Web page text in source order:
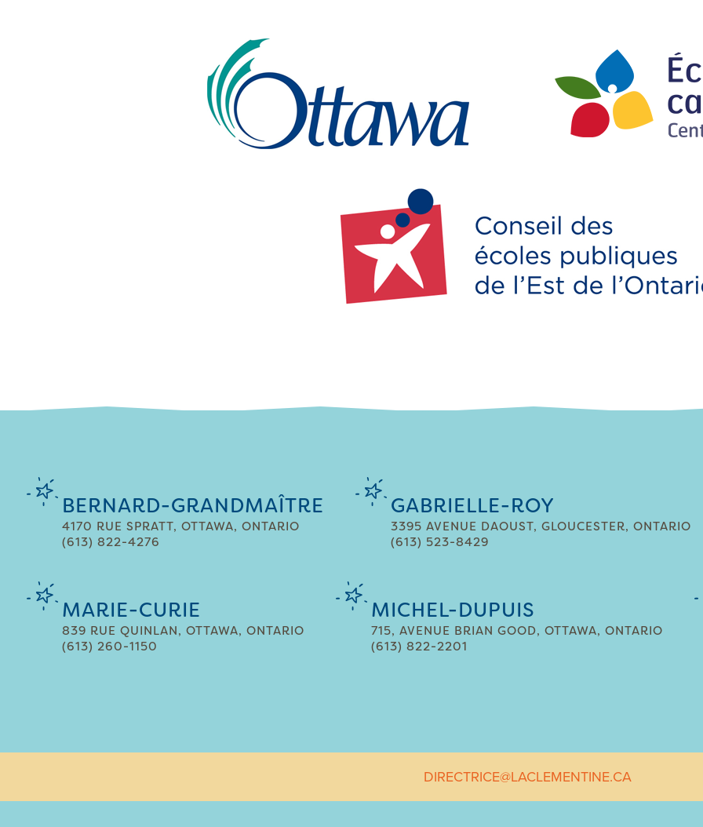
BERNARD-GRANDMAÎTRE
4170 RUE SPRATT, OTTAWA, ONTARIO
(613) 822-4276
GABRIELLE-ROY
3395 AVENUE DAOUST, GLOUCESTER, ONTARIO
(613) 523-8429
MARIE-CURIE
839 RUE QUINLAN, OTTAWA, ONTARIO
(613) 260-1150
MICHEL-DUPUIS
715, AVENUE BRIAN GOOD, OTTAWA, ONTARIO
(613) 822-2201
DIRECTRICE@LACLEMENTINE.CA